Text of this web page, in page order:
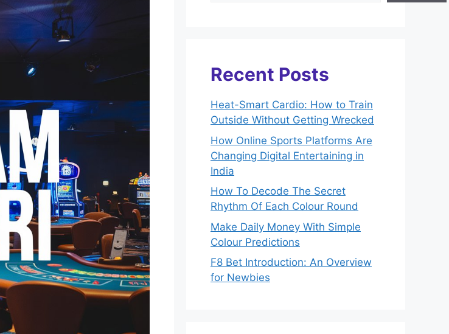
Recent Posts
Heat-Smart Cardio: How to Train
Outside Without Getting Wrecked
How Online Sports Platforms Are
Changing Digital Entertaining in
India
How To Decode The Secret
Rhythm Of Each Colour Round
Make Daily Money With Simple
Colour Predictions
F8 Bet Introduction: An Overview
for Newbies